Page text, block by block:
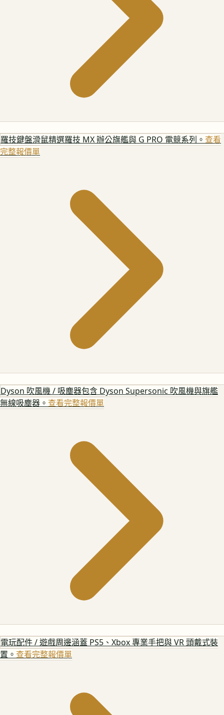
羅技鍵盤滑鼠精選羅技 MX 辦公旗艦與 G PRO 電競系列。 查看
完整報價單
Dyson 吹風機 / 吸塵器包含 Dyson Supersonic 吹風機與旗艦
無線吸塵器。 查看完整報價單
電玩配件 / 遊戲周邊涵蓋 PS5、Xbox 專業手把與 VR 頭戴式裝
置。 查看完整報價單